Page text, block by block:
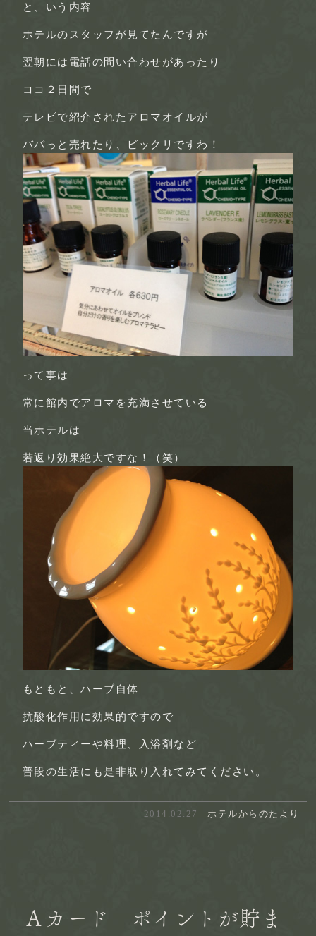
と、いう内容
ホテルのスタッフが見てたんですが
翌朝には電話の問い合わせがあったり
ココ２日間で
テレビで紹介されたアロマオイルが
ババっと売れたり、ビックリですわ！
って事は
常に館内でアロマを充満させている
当ホテルは
若返り効果絶大ですな！（笑）
もともと、ハーブ自体
抗酸化作用に効果的ですので
ハーブティーや料理、入浴剤など
普段の生活にも是非取り入れてみてください。
2014.02.27 | ホテルからのたより
Ａカード ポイントが貯ま